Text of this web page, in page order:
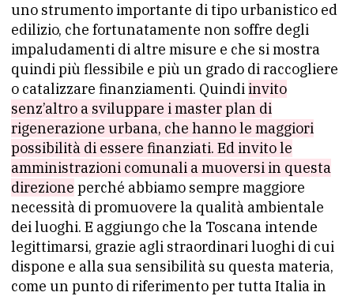
uno strumento importante di tipo urbanistico ed
edilizio, che fortunatamente non soffre degli
impaludamenti di altre misure e che si mostra
quindi più flessibile e più un grado di raccogliere
o catalizzare finanziamenti. Quindiinvito
senz’altro a sviluppare i master plan di
rigenerazione urbana, che hanno le maggiori
possibilità di essere finanziati. Ed invito le
amministrazioni comunali a muoversi in questa
direzione perché abbiamo sempre maggiore
necessità di promuovere la qualità ambientale
dei luoghi. E aggiungo che la Toscana intende
legittimarsi, grazie agli straordinari luoghi di cui
dispone e alla sua sensibilità su questa materia,
come un punto di riferimento per tutta Italia in